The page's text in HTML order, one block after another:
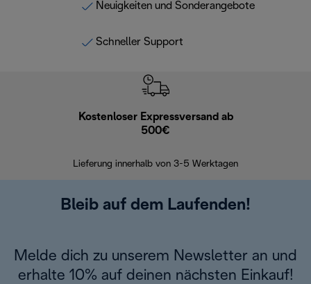
Neuigkeiten und Sonderangebote
Schneller Support
Kostenloser Expressversand ab
500€
Lieferung innerhalb von 3-5 Werktagen
Bleib auf dem Laufenden!
Melde dich zu unserem Newsletter an und
erhalte 10% auf deinen nächsten Einkauf!